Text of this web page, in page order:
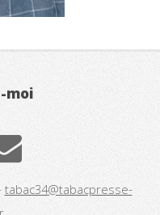
moi
tabac34@tabacpresse-